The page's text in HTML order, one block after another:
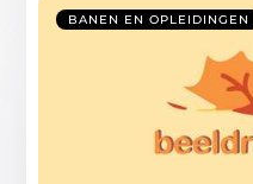
BANEN EN OPLEIDINGEN